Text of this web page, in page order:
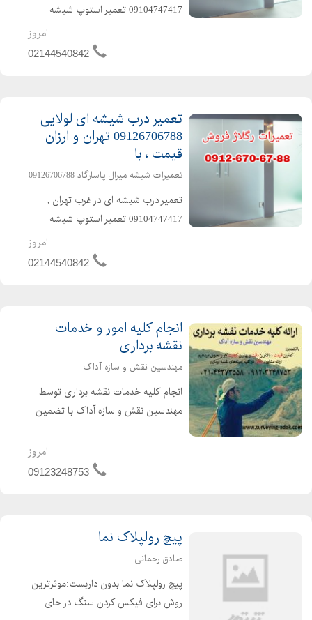
09104747417 تعمیر استوپ شیشه
شیشه سکوریت و تعمیرات شیشه میرال
امروز
02144540842
تعمیر درب شیشه ای لولایی
09126706788 تهران و ارزان
قیمت ، با
تعمیرات شیشه میرال پاسارگاد 09126706788
تعمیر درب شیشه ای در غرب تهران ,
09104747417 تعمیر استوپ شیشه
شیشه سکوریت و تعمیرات شیشه میرال
امروز
02144540842
انجام کلیه امور و خدمات
نقشه برداری
مهندسین نقش و سازه آداک
انجام کلیه خدمات نقشه برداری توسط
مهندسین نقش و سازه آداک با تضمین
مشاوره رایگان در کلیه زمینه های نقشه
امروز
09123248753
پیچ رولپلاک نما
صادق رحمانی
پیچ رولپلاک نما بدون داربست:موثرترین
روش برای فیکس کردن سنگ در جای